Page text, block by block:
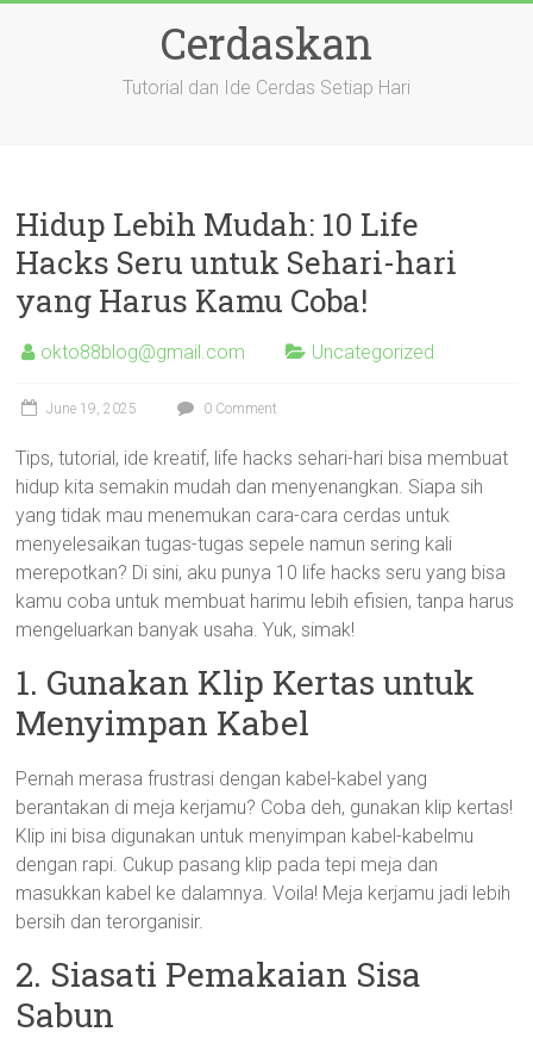
Cerdaskan
Tutorial dan Ide Cerdas Setiap Hari
Hidup Lebih Mudah: 10 Life
Hacks Seru untuk Sehari-hari
yang Harus Kamu Coba!
okto88blog@gmail.com Uncategorized
June 19, 2025 0 Comment
Tips, tutorial, ide kreatif, life hacks sehari-hari bisa membuat
hidup kita semakin mudah dan menyenangkan. Siapa sih
yang tidak mau menemukan cara-cara cerdas untuk
menyelesaikan tugas-tugas sepele namun sering kali
merepotkan? Di sini, aku punya 10 life hacks seru yang bisa
kamu coba untuk membuat harimu lebih efisien, tanpa harus
mengeluarkan banyak usaha. Yuk, simak!
1. Gunakan Klip Kertas untuk
Menyimpan Kabel
Pernah merasa frustrasi dengan kabel-kabel yang
berantakan di meja kerjamu? Coba deh, gunakan klip kertas!
Klip ini bisa digunakan untuk menyimpan kabel-kabelmu
dengan rapi. Cukup pasang klip pada tepi meja dan
masukkan kabel ke dalamnya. Voila! Meja kerjamu jadi lebih
bersih dan terorganisir.
2. Siasati Pemakaian Sisa
Sabun